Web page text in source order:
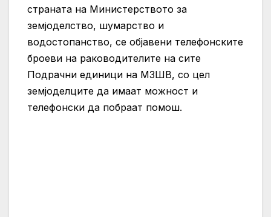
страната на Министерството за
земјоделство, шумарство и
водостопанство, се објавени телефонските
броеви на раководителите на сите
Подрачни единици на МЗШВ, со цел
земјоделците да имаат можност и
телефонски да побраат помош.